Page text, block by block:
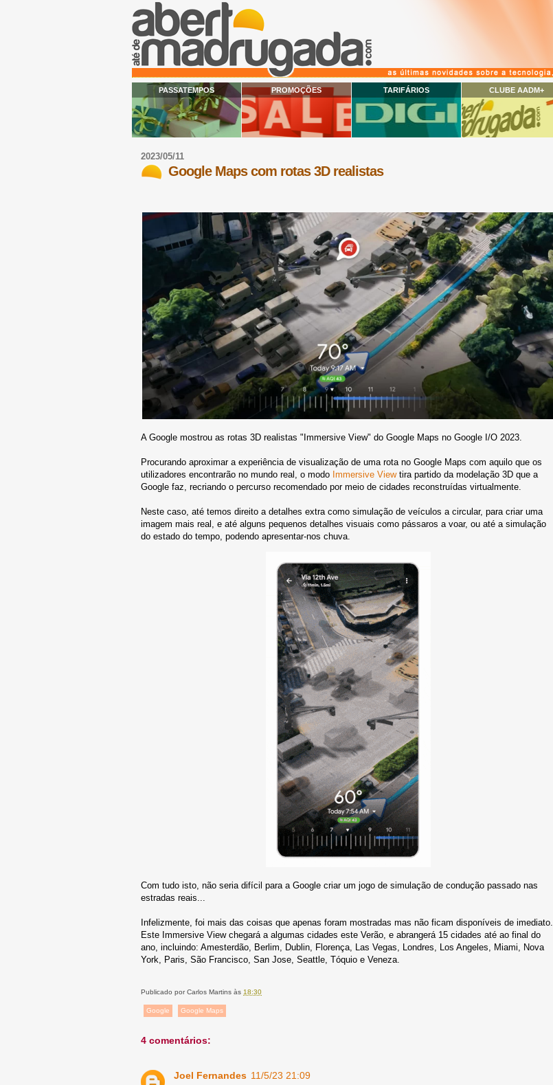
PASSATEMPOS PROMOÇÕES TARIFÁRIOS CLUBE AADM+
2023/05/11
Google Maps com rotas 3D realistas
A Google mostrou as rotas 3D realistas "Immersive View" do Google Maps no Google I/O 2023.
Procurando aproximar a experiência de visualização de uma rota no Google Maps com aquilo que os
utilizadores encontrarão no mundo real, o modo Immersive Viewtira partido da modelação 3D que a
Google faz, recriando o percurso recomendado por meio de cidades reconstruídas virtualmente.
Neste caso, até temos direito a detalhes extra como simulação de veículos a circular, para criar uma
imagem mais real, e até alguns pequenos detalhes visuais como pássaros a voar, ou até a simulação
do estado do tempo, podendo apresentar-nos chuva.
Com tudo isto, não seria difícil para a Google criar um jogo de simulação de condução passado nas
estradas reais...
Infelizmente, foi mais das coisas que apenas foram mostradas mas não ficam disponíveis de imediato.
Este Immersive View chegará a algumas cidades este Verão, e abrangerá 15 cidades até ao final do
ano, incluindo: Amesterdão, Berlim, Dublin, Florença, Las Vegas, Londres, Los Angeles, Miami, Nova
York, Paris, São Francisco, San Jose, Seattle, Tóquio e Veneza.
Publicado porCarlos Martins às 18:30
Google Google Maps
4 comentários:
Joel Fernandes 11/5/23 21:09